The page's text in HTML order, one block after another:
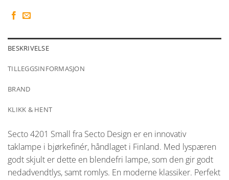
BESKRIVELSE
TILLEGGSINFORMASJON
BRAND
KLIKK & HENT
Secto 4201 Small fra Secto Design er en innovativ
taklampe i bjørkefinér, håndlaget i Finland. Med lyspæren
godt skjult er dette en blendefri lampe, som den gir godt
nedadvendtlys, samt romlys. En moderne klassiker. Perfekt